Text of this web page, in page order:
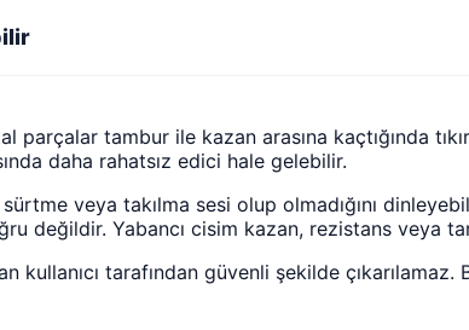
tambur ile kazan arasına kaçtığında
daha rahatsız edici hale gelebilir.
veya takılma sesi olup olmadığını
değildir. Yabancı cisim kazan, rezistans veya
tarafından güvenli şekilde çıkarılamaz.